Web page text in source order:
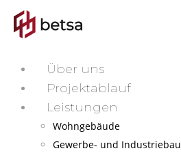
Über uns
Projektablauf
Leistungen
Wohngebäude
Gewerbe- und Industriebau